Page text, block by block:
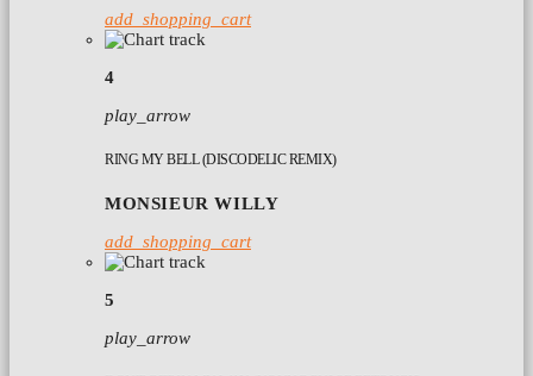
add_shopping_cart
4
play_arrow
RING MY BELL (DISCODELIC REMIX)
MONSIEUR WILLY
add_shopping_cart
5
play_arrow